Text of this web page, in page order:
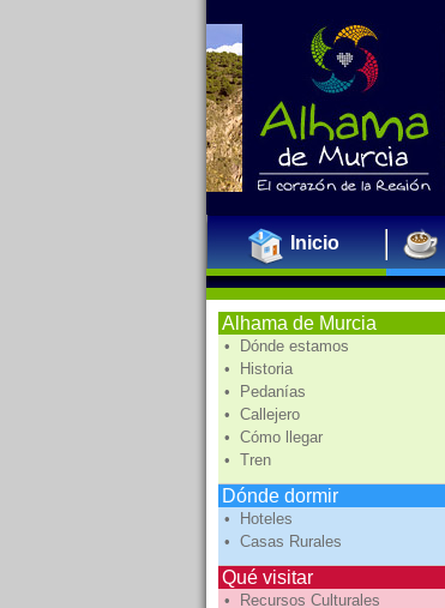
Inicio
Alhama de Murcia
• Dónde estamos
• Historia
• Pedanías
• Callejero
• Cómo llegar
• Tren
Dónde dormir
• Hoteles
• Casas Rurales
Qué visitar
• Recursos Culturales